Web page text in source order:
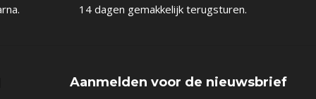
14 dagen gemakkelijk terugsturen.
Aanmelden voor de nieuwsbrief